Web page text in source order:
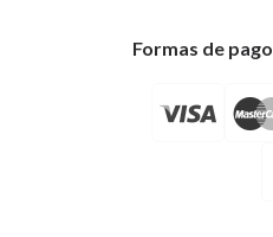
Formas de pago